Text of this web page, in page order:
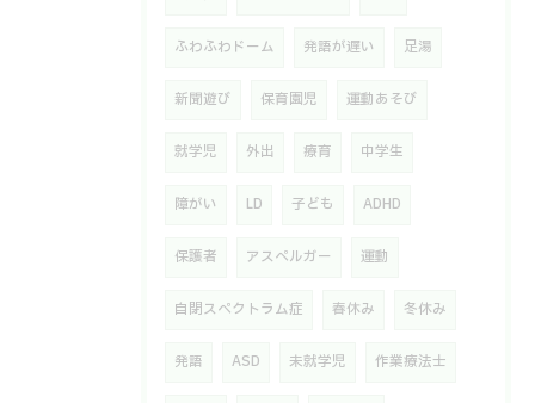
ふわふわドーム 発語が遅い 足湯
新聞遊び 保育園児 運動あそび
就学児 外出 療育 中学生
障がい LD 子ども ADHD
保護者 アスペルガー 運動
自閉スペクトラム症 春休み 冬休み
発語 ASD 未就学児 作業療法士